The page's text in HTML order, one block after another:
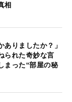
相
ありましたか？」
られた奇妙な言
った“部屋の秘